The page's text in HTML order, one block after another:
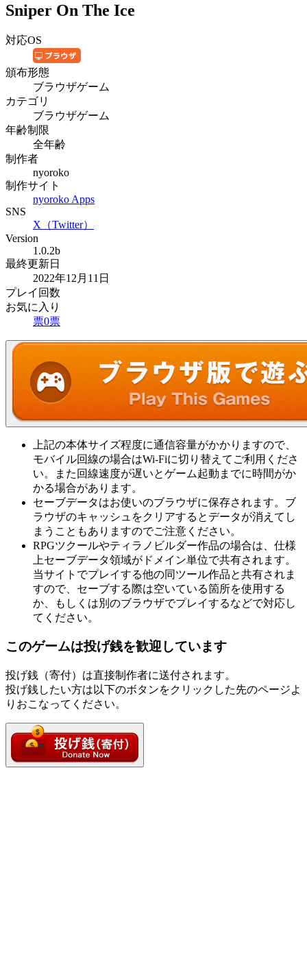
Sniper On The Ice
対応OS
頒布形態
ブラウザゲーム
カテゴリ
ブラウザゲーム
年齢制限
全年齢
制作者
nyoroko
制作サイト
nyoroko Apps
SNS
X（Twitter）
Version
1.0.2b
最終更新日
2022年12月11日
プレイ回数
お気に入り
票0票
上記の本体サイズ程度に通信容量がかかりますので、
モバイル回線の場合はWi-Fiに切り替えてご利用くださ
い。また回線速度が遅いとゲーム起動までに時間がか
かる場合があります。
セーブデータはお使いのブラウザに保存されます。ブ
ラウザのキャッシュをクリアするとデータが消えてし
まうこともありますのでご注意ください。
RPGツクールやティラノビルダー作品の場合は、仕様
上セーブデータ領域がドメイン単位で共有されます。
当サイトでプレイする他の同ツール作品と共有されま
すので、セーブする際は空いている箇所を使用する
か、もしくは別のブラウザでプレイするなどで対応し
てください。
このゲームは投げ銭を歓迎しています
投げ銭（寄付）は直接制作者に送付されます。
投げ銭したい方は以下のボタンをクリックした先のページよ
りおこなってください。